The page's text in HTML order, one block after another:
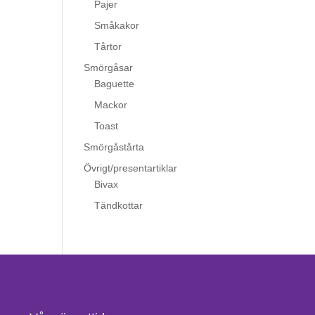
Pajer
Småkakor
Tårtor
Smörgåsar
Baguette
Mackor
Toast
Smörgåstårta
Övrigt/presentartiklar
Bivax
Tändkottar